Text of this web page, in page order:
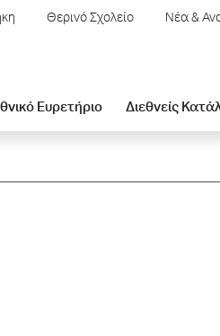
Θερινό Σχολείο Νέα &
Ευρετήριο Διεθνείς